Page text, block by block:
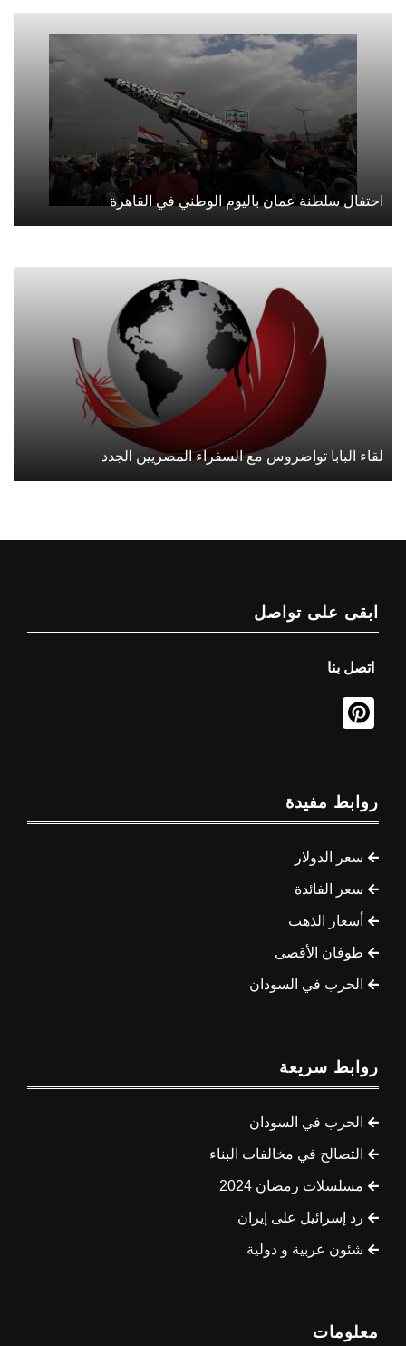
احتفال سلطنة عمان باليوم الوطني في القاهرة
لقاء البابا تواضروس مع السفراء المصريين الجدد
ابقى على تواصل
اتصل بنا
روابط مفيدة
سعر الدولار
سعر الفائدة
أسعار الذهب
طوفان الأقصى
الحرب في السودان
روابط سريعة
الحرب في السودان
التصالح في مخالفات البناء
مسلسلات رمضان 2024
رد إسرائيل على إيران
شئون عربية و دولية
معلومات